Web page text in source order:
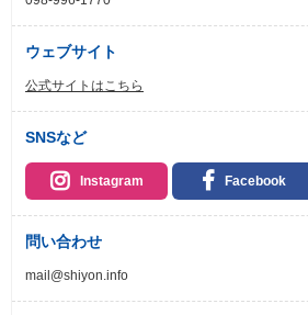
ウェブサイト
公式サイトはこちら
SNSなど
Instagram Facebook
問い合わせ
mail@shiyon.info